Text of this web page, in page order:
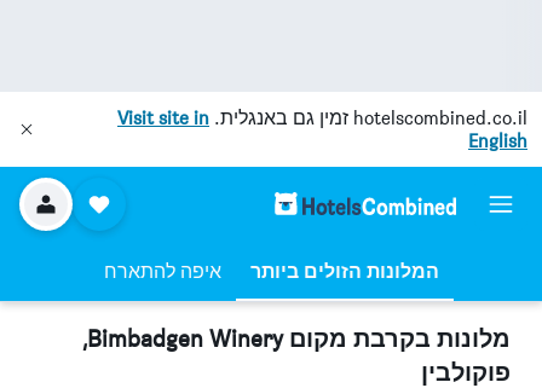
hotelscombined.co.il זמין גם באנגלית. Visit site in
English
המלונות הזולים ביותר איפה להתארח
מלונות בקרבת מקום Bimbadgen Winery,
פוקולבין